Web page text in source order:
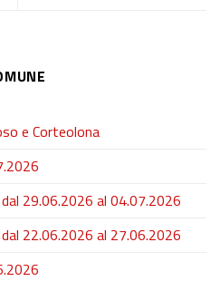
e Corteolona
29.06.2026 al 04.07.2026
22.06.2026 al 27.06.2026